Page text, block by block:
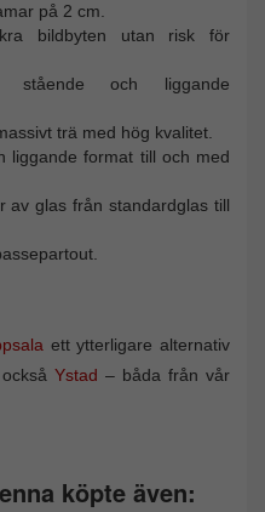
på 2 cm.
bildbyten utan risk för
stående och liggande
trä med hög kvalitet.
liggande format till och med
av glas från standardglas till
ett ytterligare alternativ
Ystad – båda från vår
köpte även: